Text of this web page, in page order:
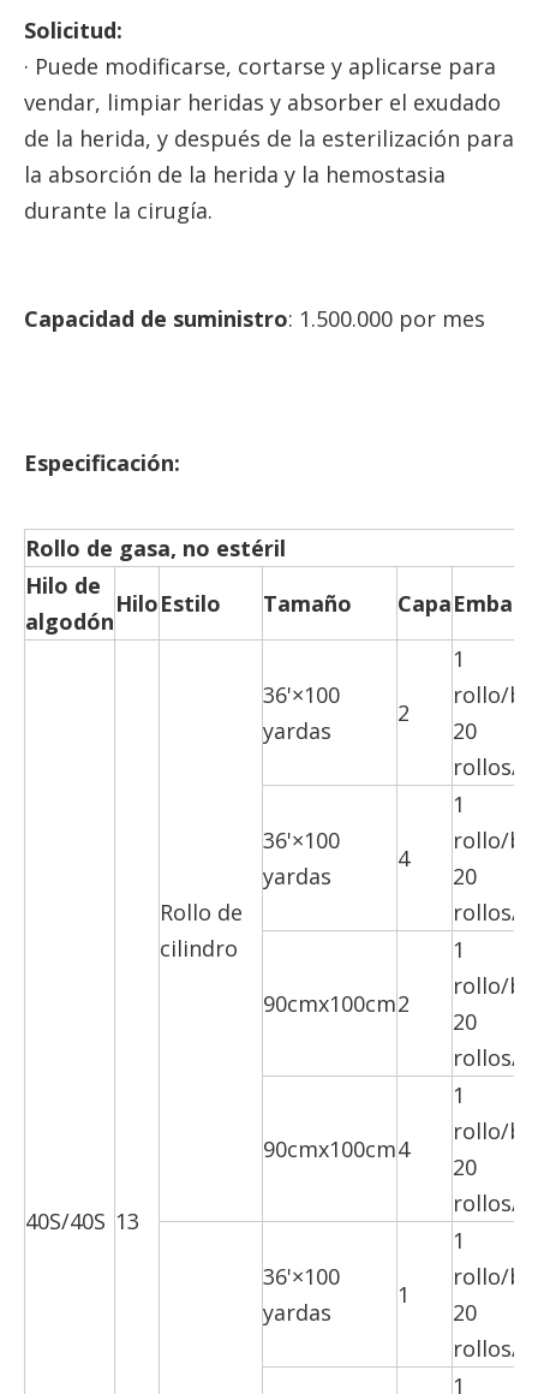
Solicitud:
· Puede modificarse, cortarse y aplicarse para
vendar, limpiar heridas y absorber el exudado
de la herida, y después de la esterilización para
la absorción de la herida y la hemostasia
durante la cirugía.
Capacidad de suministro: 1.500.000 por mes
Especificación:
Rollo de gasa, no estéril
Hilo de
algodón
HiloEstilo Tamaño Capa
40S/40S 13
Rollo de
cilindro
36'×100
yardas
2
1
rollo/
20
rollos/
36'×100
yardas
4
1
rollo/
20
rollos/
90cmx100cm2
1
rollo/
20
rollos/
90cmx100cm4
1
rollo/
20
rollos/
36'×100
yardas
1
1
rollo/
20
rollos/
1